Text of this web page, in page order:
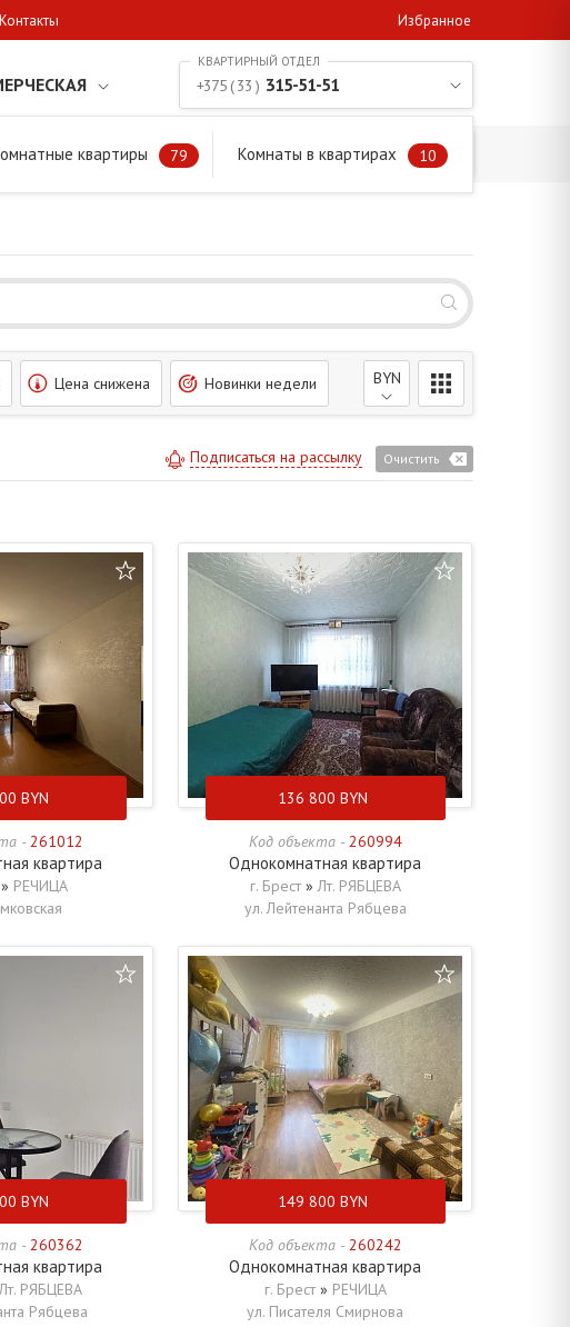
Контакты Избранное
квартиры 79 Комнаты в квартирах 10
+375 ( 33 ) 315-51-51
Цена снижена Новинки недели BYN
Очистить
Подписаться на рассылку
BYN
- 261012
квартира
» РЕЧИЦА
136 800 BYN
Код объекта - 260994
Однокомнатная квартира
г. Брест » Лт. РЯБЦЕВА
ул. Лейтенанта Рябцева
BYN
- 260362
квартира
РЯБЦЕВА
Рябцева
149 800 BYN
Код объекта - 260242
Однокомнатная квартира
г. Брест » РЕЧИЦА
ул. Писателя Смирнова